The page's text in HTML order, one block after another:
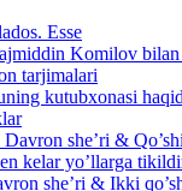
Esse
Komilov bilan
tarjimalari
kutubxonasi
she’ri &
kelar yo’llarga
she’ri & Ikki